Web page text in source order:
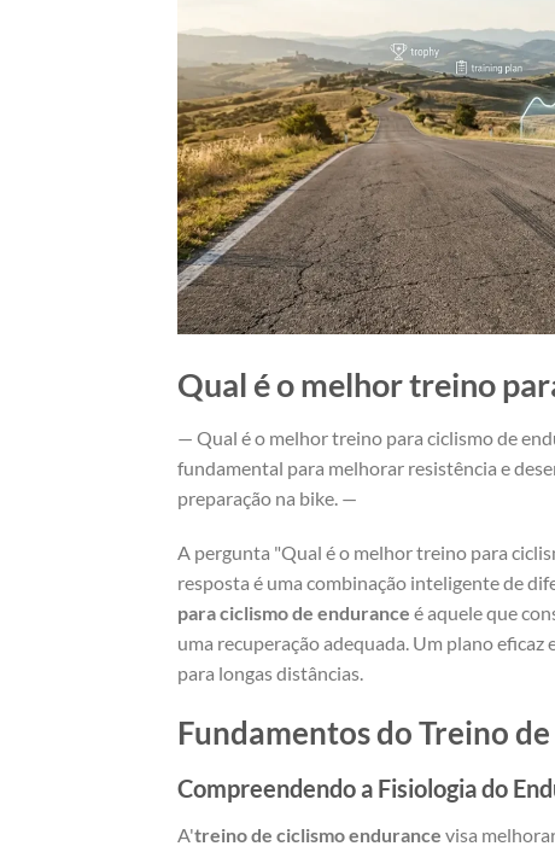
Qual é o melhor treino
— Qual é o melhor treino para ciclismo de
fundamental para melhorar resistência e
preparação na bike. —
A pergunta "Qual é o melhor treino para
resposta é uma combinação inteligente de
para ciclismo de endurance é aquele que
uma recuperação adequada. Um plano
para longas distâncias.
Fundamentos do Treino
Compreendendo a Fisiologia do
A'treino de ciclismo endurance visa